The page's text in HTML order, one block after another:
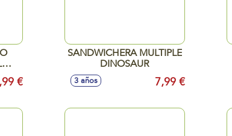
€
SANDWICHERA MULTIPLE
DINOSAUR
3 años 7,99 €